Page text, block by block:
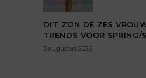
DIT ZIJN DÉ ZES
TRENDS VOOR SPRING/
3 augustus 2026